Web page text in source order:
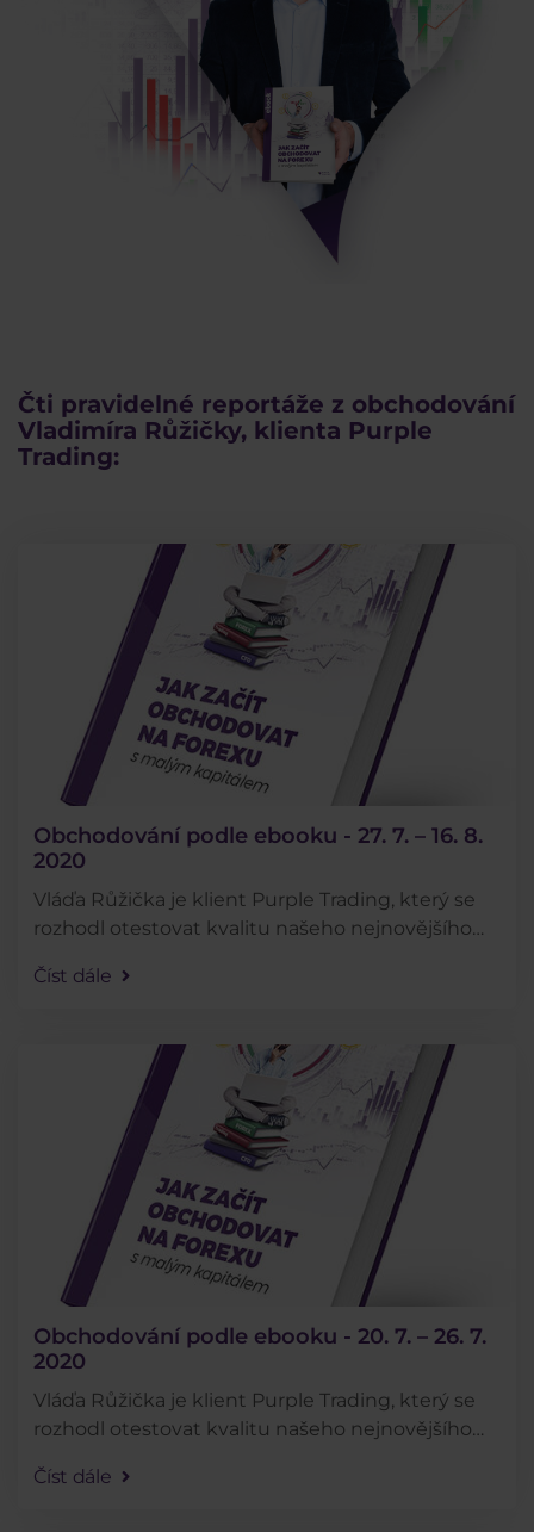
Čti pravidelné reportáže z obchodování
Vladimíra Růžičky, klienta Purple
Trading:
Obchodování podle ebooku - 27. 7. – 16. 8.
2020
Vláďa Růžička je klient Purple Trading, který se
rozhodl otestovat kvalitu našeho nejnovějšího
rad v něm obsažených. Jak se mu daří můžete
Číst dále
Obchodování podle ebooku - 20. 7. – 26. 7.
2020
Vláďa Růžička je klient Purple Trading, který se
rozhodl otestovat kvalitu našeho nejnovějšího
rad v něm obsažených. Jak se mu daří můžete
Číst dále